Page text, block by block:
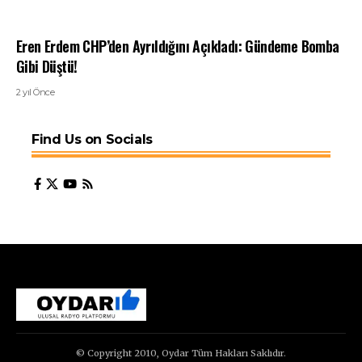
Eren Erdem CHP’den Ayrıldığını Açıkladı: Gündeme Bomba
Gibi Düştü!
2 yıl Önce
Find Us on Socials
© Copyright 2010, Oydar Tüm Hakları Saklıdır.